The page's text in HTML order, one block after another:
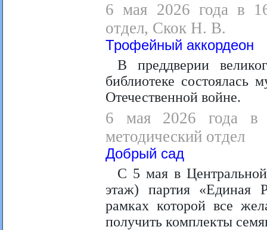
6 мая 2026 года в
отдел, Скок Н. В.
Трофейный аккордеон
В преддверии
библиотеке состоялась
Отечественной войне.
6 мая 2026 года в
методический отдел
Добрый сад
С 5 мая в Центральной
этаж) партия «Единая
рамках которой все
получить комплекты